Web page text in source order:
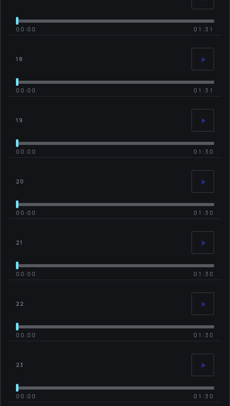
00:00 01:31
18
00:00 01:31
19
00:00 01:30
20
00:00 01:30
21
00:00 01:30
22
00:00 01:30
23
00:00 01:30